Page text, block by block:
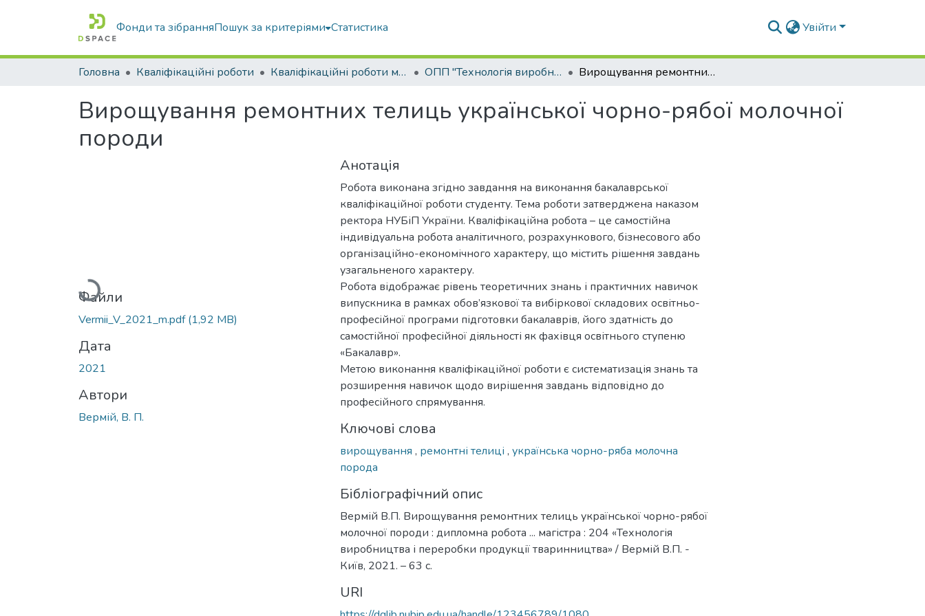
Фонди та зібранняПошук за критеріями Статистика Увійти
Головна Кваліфікаційні роботи Кваліфікаційні роботи магістрів ОПП "Технологія виробництва і переробки продукції тваринництва" Вирощування ремонтних телиць української чорно-рябої молочної породи
Вирощування ремонтних телиць української чорно-рябої молочної
породи
Вантажиться...
Файли
Vermii_V_2021_m.pdf(1,92 MB)
Дата
2021
Автори
Вермій, В. П.
Анотація
Робота виконана згідно завдання на виконання бакалаврської
кваліфікаційної роботи студенту. Тема роботи затверджена наказом
ректора НУБіП України. Кваліфікаційна робота – це самостійна
індивідуальна робота аналітичного, розрахункового, бізнесового або
організаційно-економічного характеру, що містить рішення завдань
узагальненого характеру.
Робота відображає рівень теоретичних знань і практичних навичок
випускника в рамках обов’язкової та вибіркової складових освітньо-
професійної програми підготовки бакалаврів, його здатність до
самостійної професійної діяльності як фахівця освітнього ступеню
«Бакалавр».
Метою виконання кваліфікаційної роботи є систематизація знань та
розширення навичок щодо вирішення завдань відповідно до
професійного спрямування.
Ключові слова
вирощування , ремонтні телиці , українська чорно-ряба молочна
порода
Бібліографічний опис
Вермій В.П. Вирощування ремонтних телиць української чорно-рябої
молочної породи : дипломна робота ... магістра : 204 «Технологія
виробництва і переробки продукції тваринництва» / Вермій В.П. -
Київ, 2021. – 63 с.
URI